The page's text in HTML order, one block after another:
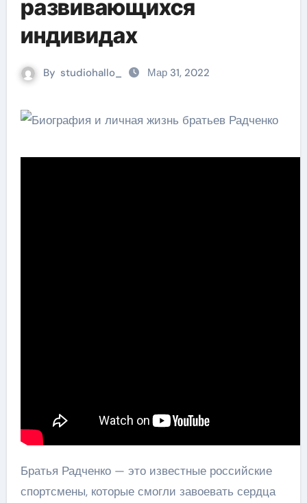
развивающихся
индивидах
By studiohallo_ Мар 31, 2022
Братья Радченко — это известные российские
спортсмены, которые смогли завоевать сердца